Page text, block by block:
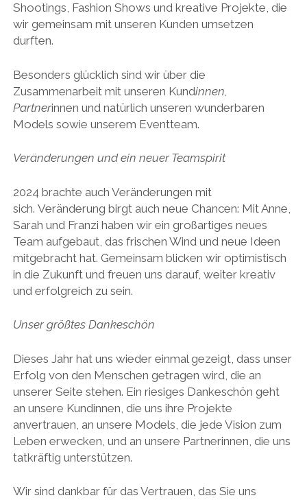
Shootings, Fashion Shows und kreative Projekte, die
wir gemeinsam mit unseren Kunden umsetzen
durften.
Besonders glücklich sind wir über die
Zusammenarbeit mit unseren Kundinnen,
Partnerinnen und natürlich unseren wunderbaren
Models sowie unserem Eventteam.
Veränderungen und ein neuer Teamspirit
2024 brachte auch Veränderungen mit
sich. Veränderung birgt auch neue Chancen: Mit Anne,
Sarah und Franzi haben wir ein großartiges neues
Team aufgebaut, das frischen Wind und neue Ideen
mitgebracht hat. Gemeinsam blicken wir optimistisch
in die Zukunft und freuen uns darauf, weiter kreativ
und erfolgreich zu sein.
Unser größtes Dankeschön
Dieses Jahr hat uns wieder einmal gezeigt, dass unser
Erfolg von den Menschen getragen wird, die an
unserer Seite stehen. Ein riesiges Dankeschön geht
an unsere Kundinnen, die uns ihre Projekte
anvertrauen, an unsere Models, die jede Vision zum
Leben erwecken, und an unsere Partnerinnen, die uns
tatkräftig unterstützen.
Wir sind dankbar für das Vertrauen, das Sie uns